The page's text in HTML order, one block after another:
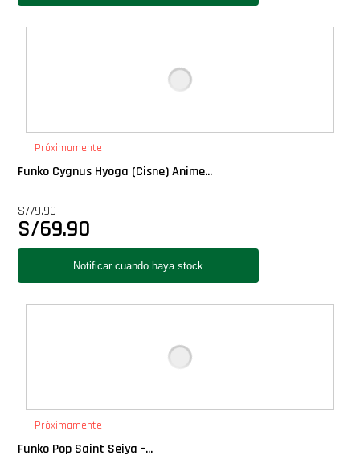
Próximamente
Funko Cygnus Hyoga (Cisne) Anime...
S/79.90
S/69.90
Próximamente
Funko Pop Saint Seiya -...